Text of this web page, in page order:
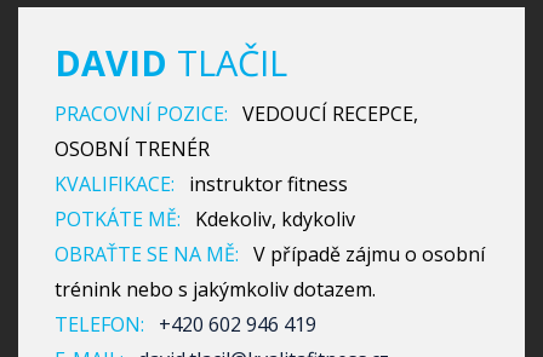
DAVID TLAČIL
PRACOVNÍ POZICE: VEDOUCÍ RECEPCE,
OSOBNÍ TRENÉR
KVALIFIKACE:
instruktor fitness
POTKÁTE MĚ:
Kdekoliv, kdykoliv
OBRAŤTE SE NA MĚ: V případě zájmu o osobní
trénink nebo s jakýmkoliv dotazem.
TELEFON:
+420 602 946 419